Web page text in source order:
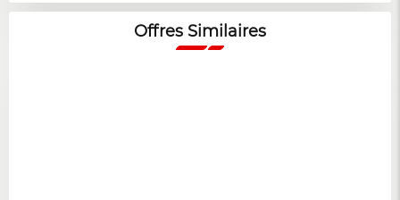
Offres Similaires